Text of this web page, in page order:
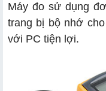
Máy đo sử dụng
trang bị bộ nhớ
với PC tiện lợi.